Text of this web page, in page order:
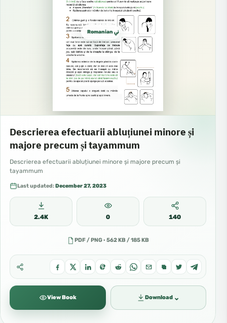
Romanian روماني
Descrierea efectuarii abluțiunei minore și
majore precum și tayammum
Descrierea efectuarii abluțiunei minore și majore precum și
tayammum
Last updated:December 27, 2023
2.4K 0 140
PDF / PNG · 562 KB / 185 KB
View Book Download ⌄